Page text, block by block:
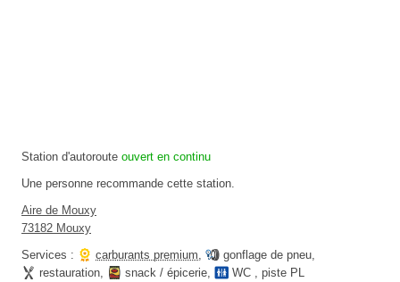
Station d'autoroute ouvert en continu
Une personne recommande cette station.
Aire de Mouxy
73182 Mouxy
Services :
carburants premium, gonflage de pneu,
restauration, snack / épicerie, WC , piste PL